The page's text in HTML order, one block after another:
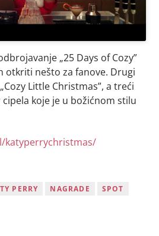
„25 Days of Cozy”
otkriti nešto za fanove. Drugi
Little Christmas”, a treći
koje je u božićnom stilu
katyperrychristmas/
PERRY NAGRADE
SPOT